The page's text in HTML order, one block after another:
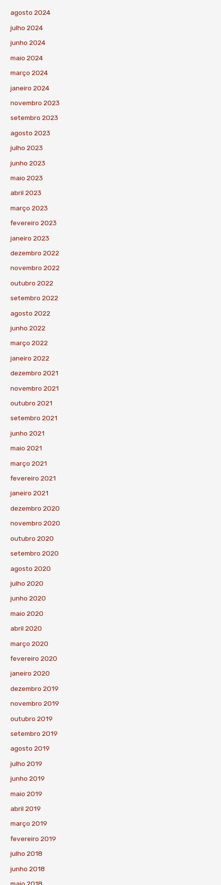
agosto 2024
julho 2024
junho 2024
maio 2024
março 2024
janeiro 2024
novembro 2023
setembro 2023
agosto 2023
julho 2023
junho 2023
maio 2023
abril 2023
março 2023
fevereiro 2023
janeiro 2023
dezembro 2022
novembro 2022
outubro 2022
setembro 2022
agosto 2022
junho 2022
março 2022
janeiro 2022
dezembro 2021
novembro 2021
outubro 2021
setembro 2021
junho 2021
maio 2021
março 2021
fevereiro 2021
janeiro 2021
dezembro 2020
novembro 2020
outubro 2020
setembro 2020
agosto 2020
julho 2020
junho 2020
maio 2020
abril 2020
março 2020
fevereiro 2020
janeiro 2020
dezembro 2019
novembro 2019
outubro 2019
setembro 2019
agosto 2019
julho 2019
junho 2019
maio 2019
abril 2019
março 2019
fevereiro 2019
julho 2018
junho 2018